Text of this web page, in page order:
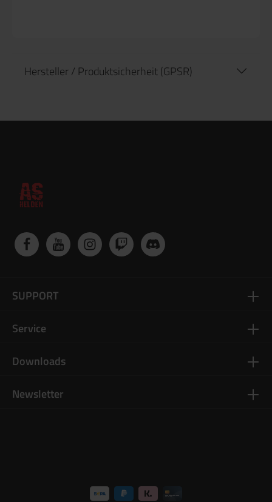
Hersteller / Produktsicherheit (GPSR)
Newsletter
SUPPORT
Service
Downloads